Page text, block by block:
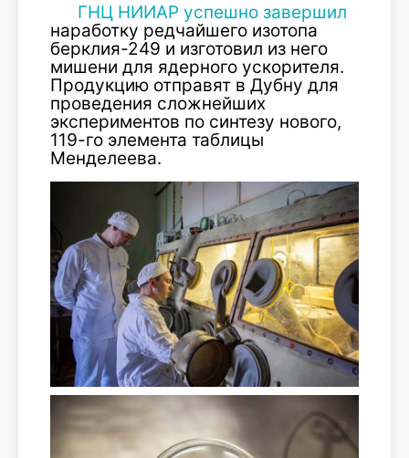
ГНЦ НИИАР успешно завершил
наработку редчайшего изотопа
берклия-249 и изготовил из него
мишени для ядерного ускорителя.
Продукцию отправят в Дубну для
проведения сложнейших
экспериментов по синтезу нового,
119-го элемента таблицы
Менделеева.